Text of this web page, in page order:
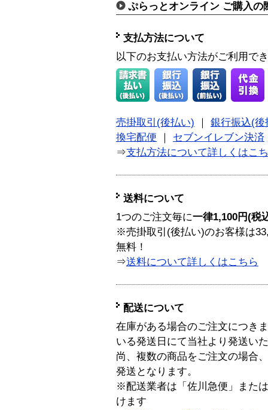
ぷらっとオンライン ご購入の
支払方法について
以下のお支払い方法がご利用で
売掛取引(後払い)
銀行振込(後
換宅配便
セブンイレブン決済
⇒支払方法について詳しくはこ
送料について
1つのご注文毎に一律1,100円(税
※売掛取引(後払い)のお客様は
無料！
⇒送料について詳しくはこちら
配送について
在庫がある場合のご注文につき
いる発送日にて当社より発送い
尚、複数の商品をご注文の場合
発送となります。
※配送業者は「佐川急便」また
けます